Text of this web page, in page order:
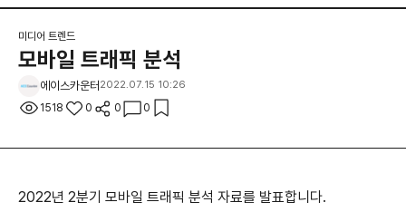
미디어 트렌드
모바일 트래픽 분석
에이스카운터 2022.07.15 10:26
1518 0 0 0
2022년 2분기 모바일 트래픽 분석 자료를 발표합니다.